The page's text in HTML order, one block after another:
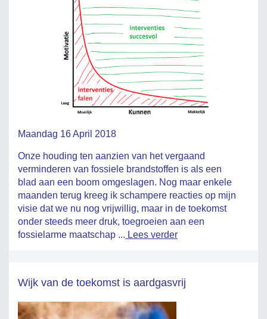
Maandag 16 April 2018
Onze houding ten aanzien van het vergaand
verminderen van fossiele brandstoffen is als een
blad aan een boom omgeslagen. Nog maar enkele
maanden terug kreeg ik schampere reacties op mijn
visie dat we nu nog vrijwillig, maar in de toekomst
onder steeds meer druk, toegroeien aan een
fossielarme maatschap ... Lees verder
Wijk van de toekomst is aardgasvrij